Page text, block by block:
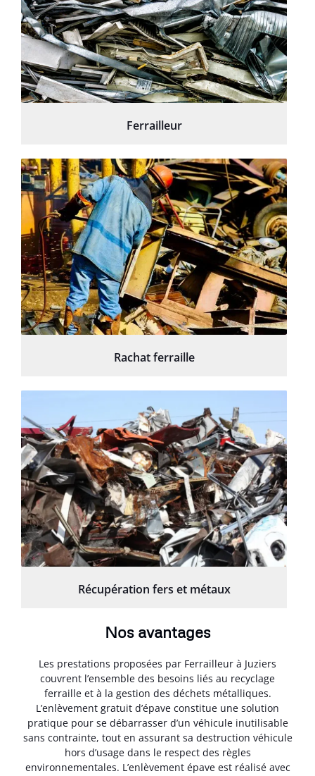
Ferrailleur
Rachat ferraille
Récupération fers et métaux
Nos avantages
Les prestations proposées par Ferrailleur à Juziers
couvrent l’ensemble des besoins liés au recyclage
ferraille et à la gestion des déchets métalliques.
L’enlèvement gratuit d’épave constitue une solution
pratique pour se débarrasser d’un véhicule inutilisable
sans contrainte, tout en assurant sa destruction véhicule
hors d’usage dans le respect des règles
environnementales. L’enlèvement épave est réalisé avec